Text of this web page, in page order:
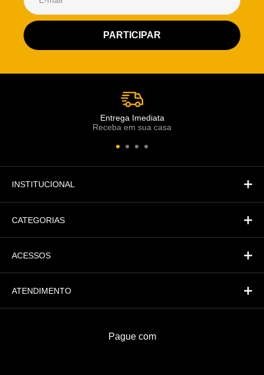
Entrega Imediata
Receba em sua casa
INSTITUCIONAL
CATEGORIAS
ACESSOS
ATENDIMENTO
Pague com
Atendimento Rei de Casa